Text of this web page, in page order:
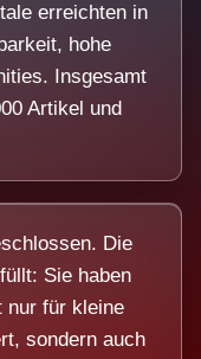
erreichten in
hohe
Insgesamt
Artikel und
Die
Sie haben
nur für kleine
sondern auch